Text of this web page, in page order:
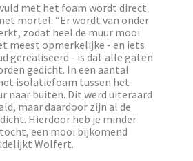
met het foam wordt direct
mortel. “Er wordt van onder
zodat heel de muur mooi
meest opmerkelijke - en iets
gerealiseerd - is dat alle gaten
gedicht. In een aantal
isolatiefoam tussen het
naar buiten. Dit werd uiteraard
maar daardoor zijn al de
Hierdoor heb je minder
een mooi bijkomend
Wolfert.